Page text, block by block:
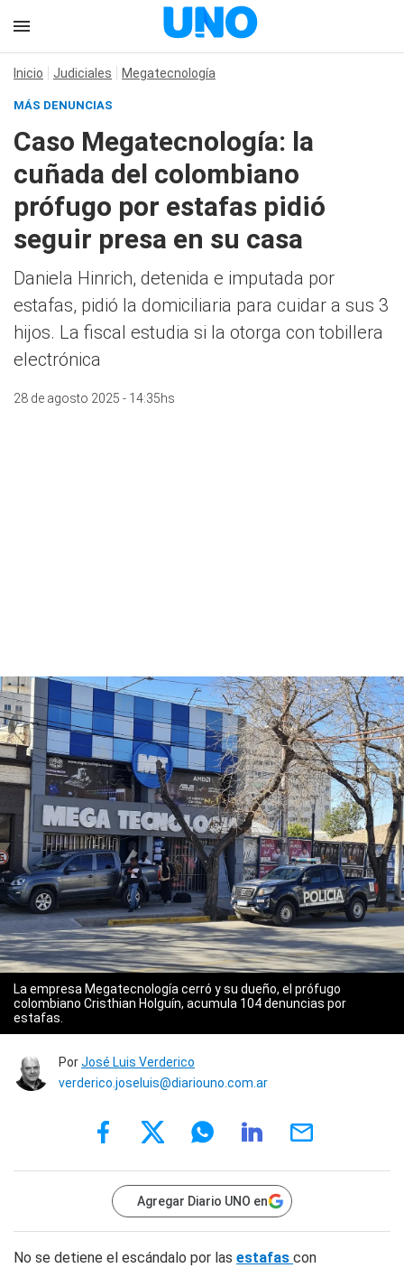
Inicio Judiciales Megatecnología
MÁS DENUNCIAS
Caso Megatecnología: la
cuñada del colombiano
prófugo por estafas pidió
seguir presa en su casa
Daniela Hinrich, detenida e imputada por
estafas, pidió la domiciliaria para cuidar a sus 3
hijos. La fiscal estudia si la otorga con tobillera
electrónica
28 de agosto 2025 - 14:35hs
La empresa Megatecnología cerró y su dueño, el prófugo
colombiano Cristhian Holguín, acumula 104 denuncias por
estafas.
PorJosé Luis Verderico
verderico.joseluis@diariouno.com.ar
Agregar Diario UNO en
No se detiene el escándalo por las estafas con